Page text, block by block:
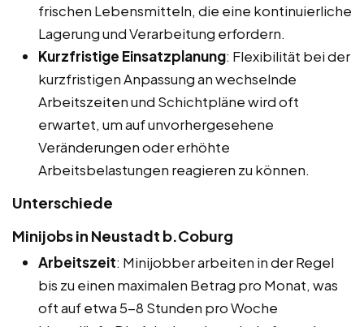
frischen Lebensmitteln, die eine kontinuierliche
Lagerung und Verarbeitung erfordern.
Kurzfristige Einsatzplanung: Flexibilität bei der
kurzfristigen Anpassung an wechselnde
Arbeitszeiten und Schichtpläne wird oft
erwartet, um auf unvorhergesehene
Veränderungen oder erhöhte
Arbeitsbelastungen reagieren zu können.
Unterschiede
Minijobs in Neustadt b.Coburg
Arbeitszeit: Minijobber arbeiten in der Regel
bis zu einen maximalen Betrag pro Monat, was
oft auf etwa 5-8 Stunden pro Woche